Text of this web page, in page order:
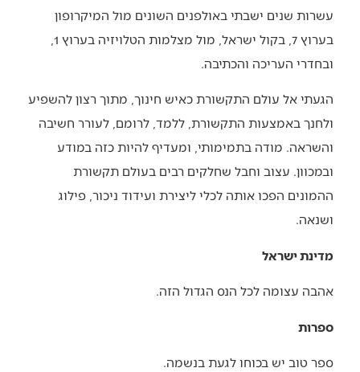
עשרות שנים ישבתי באולפנים השונים מול המיקרופון
בערוץ 7, בקול ישראל, מול מצלמות הטלויזיה בערוץ 1,
ובחדרי העריכה והכתיבה.
הגעתי אל עולם התקשורת כאיש חינוך, מתוך רצון להשפיע
ולחנך באמצעות התקשורת, ללמד, לרומם, לעורר חשיבה
והשראה. מודה בתמימותי, ומעדיף להיות כזה במודע
ובמכוון. עצוב וחבל שחלקים רבים בעולם תקשורת
ההמונים הפכו אותה לכלי ליצירת ועידוד ניכור, פילוג
ושנאה.
מדינת ישראל
אהבה עצומה לכל הנס הגדול הזה.
ספרות
ספר טוב יש בכוחו לגעת בנשמה.